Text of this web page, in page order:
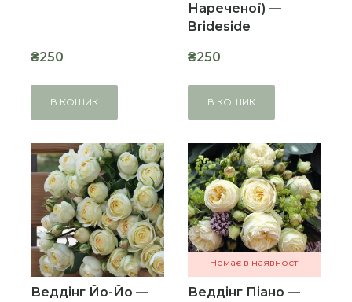
₴250
В КОШИК
Нареченої) —
Brideside
₴250
В КОШИК
Веддінг Йо-Йо —
Немає в наявності
Веддінг Піано —